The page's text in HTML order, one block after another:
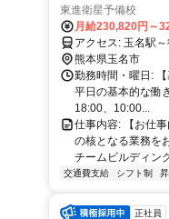
東進衛星予備校
月給230,820円～
アクセス: 玉
熊本県玉名市
勤務時間・曜日:
平日の基本的な働
18:00、10:00...
仕事内容: 【お仕
の核となる業務を
チームビルディン
交通費支給 シフト制
正社員